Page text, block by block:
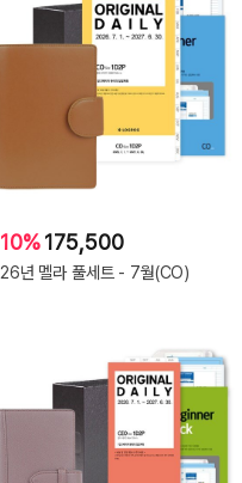
10%175,500
26년 멜라 풀세트 - 7월(CO)